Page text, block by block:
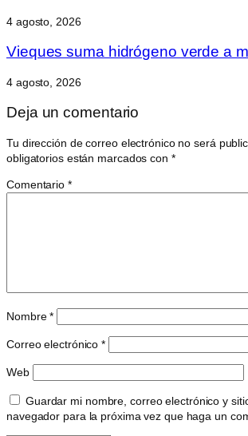
4 agosto, 2026
Vieques suma hidrógeno verde a
4 agosto, 2026
Deja un comentario
Tu dirección de correo electrónico no será
obligatorios están marcados con *
Comentario *
Nombre*
Correo electrónico*
Web
Guardar mi nombre, correo electrónico y
navegador para la próxima vez que haga un